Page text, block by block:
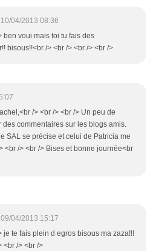
10/04/2013 08:36
ben voui mais toi tu fais des
bisous!!<br /> <br /> <br /> <br />
/> <br /> <br /> Un peu de
commentaires sur les blogs amis.
SAL se précise et celui de Patricia me
<br /> <br /> Bises et bonne journée<br
09/04/2013 15:17
je te fais plein d egros bisous ma zaza!!!
<br /> <br />